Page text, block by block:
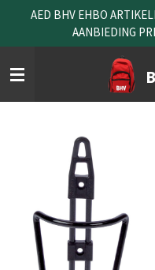
naar
de
hoofdinhoud
AED BHV EHBO
AANBIEDING